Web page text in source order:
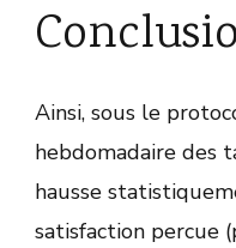
Ainsi, sous le
hebdomadaire des
hausse
satisfaction percue